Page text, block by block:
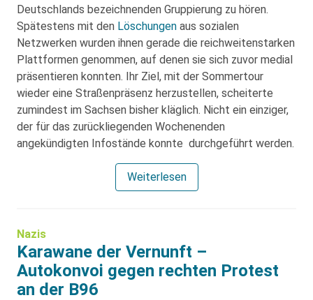
Deutschlands bezeichnenden Gruppierung zu hören.
Spätestens mit den Löschungen aus sozialen
Netzwerken wurden ihnen gerade die reichweitenstarken
Plattformen genommen, auf denen sie sich zuvor medial
präsentieren konnten. Ihr Ziel, mit der Sommertour
wieder eine Straßenpräsenz herzustellen, scheiterte
zumindest im Sachsen bisher kläglich. Nicht ein einziger,
der für das zurückliegenden Wochenenden
angekündigten Infostände konnte durchgeführt werden.
Weiterlesen
Nazis
Karawane der Vernunft –
Autokonvoi gegen rechten Protest
an der B96